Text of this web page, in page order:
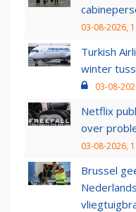
03-08-2026,
Turkish
winter
03-08-
Netflix
over
03-08-2026,
Brussel